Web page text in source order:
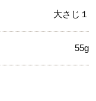
大さじ１
55g